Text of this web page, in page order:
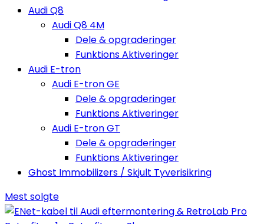
Audi Q8
Audi Q8 4M
Dele & opgraderinger
Funktions Aktiveringer
Audi E-tron
Audi E-tron GE
Dele & opgraderinger
Funktions Aktiveringer
Audi E-tron GT
Dele & opgraderinger
Funktions Aktiveringer
Ghost Immobilizers / Skjult Tyverisikring
Mest solgte